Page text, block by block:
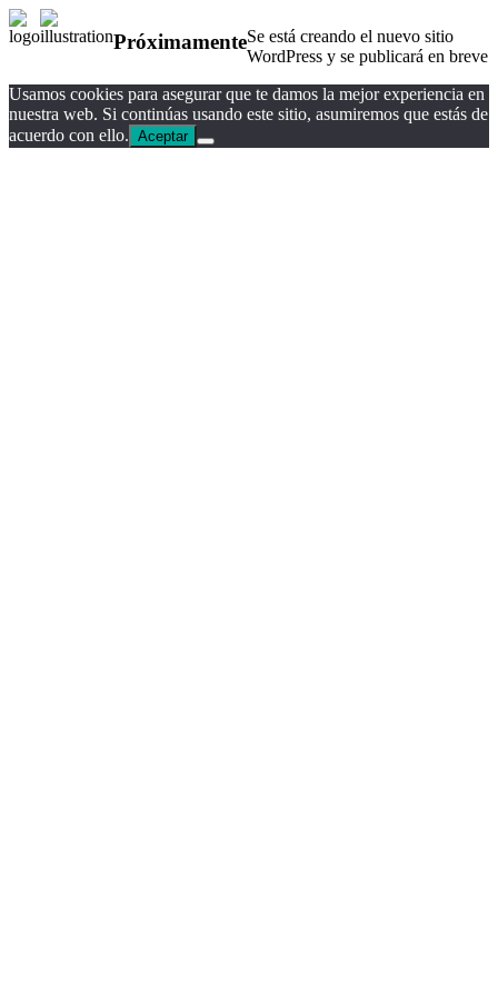
PróximamenteSe está creando el nuevo sitio
WordPress y se publicará en breve
Usamos cookies para asegurar que te damos la mejor experiencia en
nuestra web. Si continúas usando este sitio, asumiremos que estás de
acuerdo con ello. Aceptar